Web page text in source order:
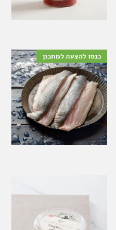
כנסו להצעה למתכון